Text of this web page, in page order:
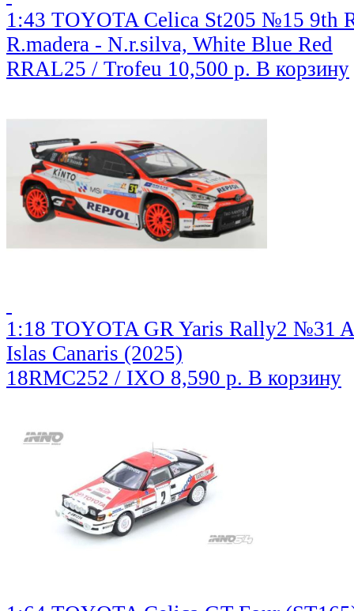
1:43 TOYOTA Celica St205 №15 9th
R.madera - N.r.silva, White Blue Red
RRAL25 / Trofeu 10,500 р. В корзину
1:18 TOYOTA GR Yaris Rally2 №31
Islas Canaris (2025)
18RMC252 / IXO 8,590 р. В корзину